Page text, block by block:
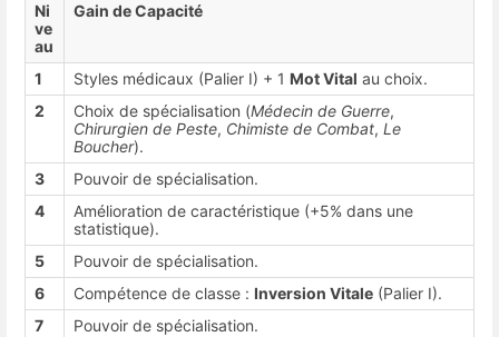
Ni
ve
au
Gain de Capacité
1 Styles médicaux (Palier I) + 1 Mot Vital au choix.
2
Choix de spécialisation (Médecin de Guerre,
Chirurgien de Peste, Chimiste de Combat, Le
Boucher).
3
Pouvoir de spécialisation.
4
Amélioration de caractéristique (+5% dans une
statistique).
5
Pouvoir de spécialisation.
6
Compétence de classe : Inversion Vitale (Palier I).
7
Pouvoir de spécialisation.